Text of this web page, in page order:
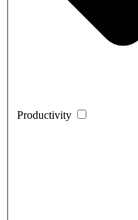
Productivity